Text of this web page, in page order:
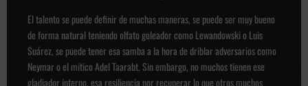
El talento se puede definir de muchas maneras, se puede ser muy bueno
de forma natural teniendo olfato goleador como Lewandowski o Luis
Suárez, se puede tener esa samba a la hora de driblar adversarios como
Neymar o el mítico Adel Taarabt. Sin embargo, no muchos tienen ese
gladiador interno, esa resiliencia por recuperar lo que otros muchos